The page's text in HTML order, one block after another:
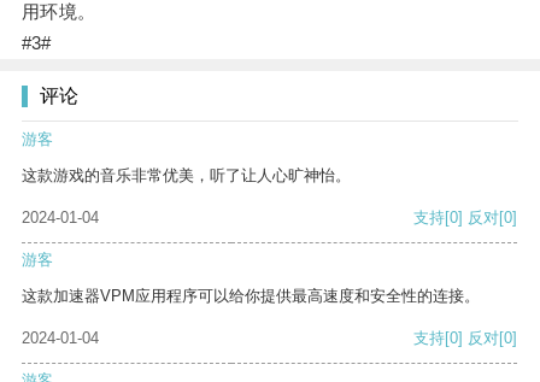
用环境。
#3#
评论
游客
这款游戏的音乐非常优美，听了让人心旷神怡。
2024-01-04 支持[0] 反对[0]
游客
这款加速器VPM应用程序可以给你提供最高速度和安全性的连接。
2024-01-04 支持[0] 反对[0]